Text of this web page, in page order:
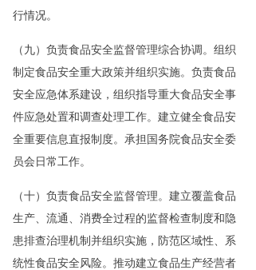
行情况。
（九）负责食品安全监督管理综合协调。组织
制定食品安全重大政策并组织实施。负责食品
安全应急体系建设，组织指导重大食品安全事
件应急处置和调查处理工作。建立健全食品安
全重要信息直报制度。承担国务院食品安全委
员会日常工作。
（十）负责食品安全监督管理。建立覆盖食品
生产、流通、消费全过程的监督检查制度和隐
患排查治理机制并组织实施，防范区域性、系
统性食品安全风险。推动建立食品生产经营者